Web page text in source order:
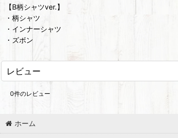
【B柄シャツver.】
・柄シャツ
・インナーシャツ
・ズボン
レビュー
0件のレビュー
ホーム